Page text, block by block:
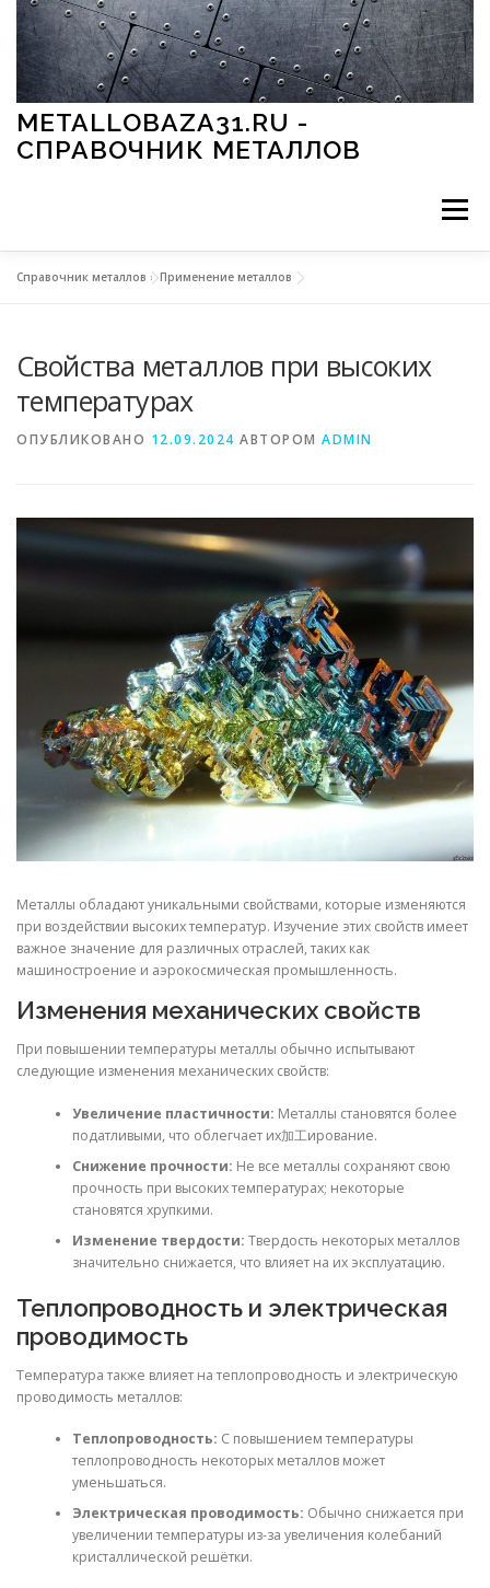
Перейти к содержимому
METALLOBAZA31.RU -
СПРАВОЧНИК МЕТАЛЛОВ
Меню
МЕТАЛЛЫ И ОКРУЖАЮЩАЯ СРЕДА
СВОЙСТВА МЕТАЛЛОВ СОРТА МЕТАЛЛОВ
Справочник металлов »Применение металлов
Свойства металлов при высоких
температурах
ОПУБЛИКОВАНО 12.09.2024 АВТОРОМ ADMIN
Металлы обладают уникальными свойствами, которые изменяются
при воздействии высоких температур. Изучение этих свойств имеет
важное значение для различных отраслей, таких как
машиностроение и аэрокосмическая промышленность.
Изменения механических свойств
При повышении температуры металлы обычно испытывают
следующие изменения механических свойств:
Увеличение пластичности: Металлы становятся более
податливыми, что облегчает их加工ирование.
Снижение прочности: Не все металлы сохраняют свою
прочность при высоких температурах; некоторые
становятся хрупкими.
Изменение твердости: Твердость некоторых металлов
значительно снижается, что влияет на их эксплуатацию.
Теплопроводность и электрическая
проводимость
Температура также влияет на теплопроводность и электрическую
проводимость металлов:
Теплопроводность: С повышением температуры
теплопроводность некоторых металлов может
уменьшаться.
Электрическая проводимость: Обычно снижается при
увеличении температуры из-за увеличения колебаний
кристаллической решётки.